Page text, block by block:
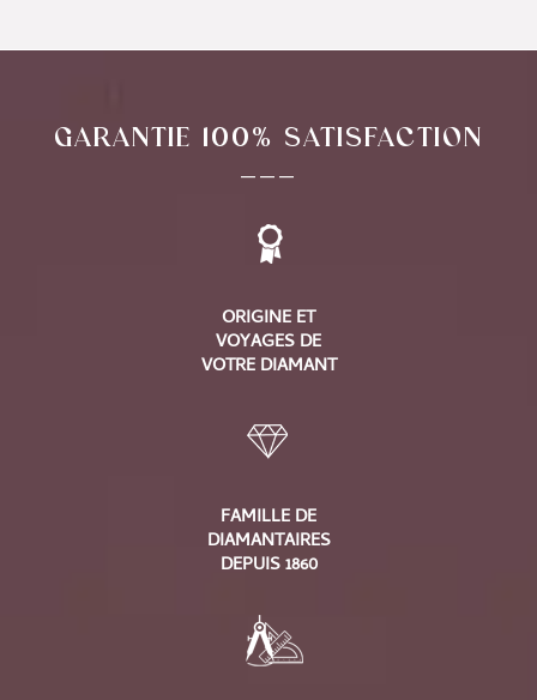
GARANTIE 100% SATISFACTION
ORIGINE ET
VOYAGES DE
VOTRE DIAMANT
FAMILLE DE
DIAMANTAIRES
DEPUIS 1860